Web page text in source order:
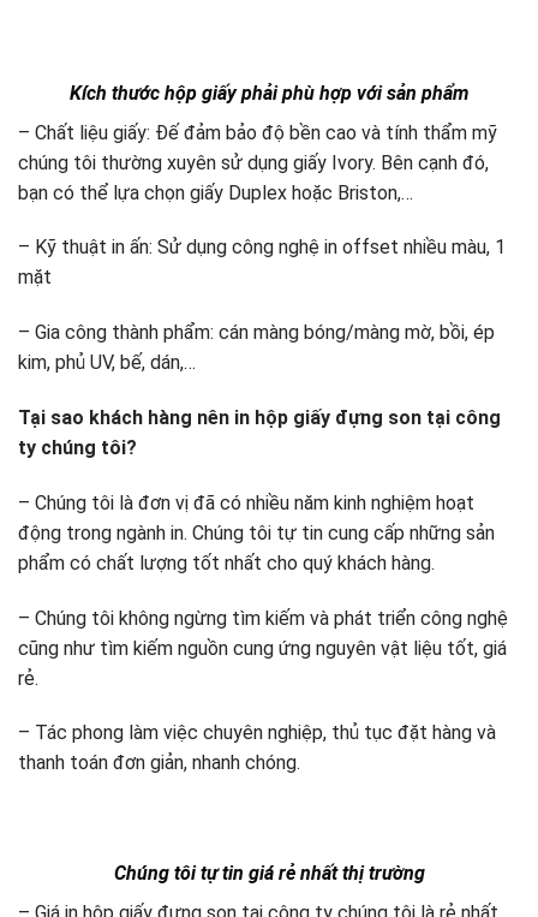
Kích thước hộp giấy phải phù hợp với sản phẩm
– Chất liệu giấy: Đế đảm bảo độ bền cao và tính thẩm mỹ
chúng tôi thường xuyên sử dụng giấy Ivory. Bên cạnh đó,
bạn có thể lựa chọn giấy Duplex hoặc Briston,…
– Kỹ thuật in ấn: Sử dụng công nghệ in offset nhiều màu, 1
mặt
– Gia công thành phẩm: cán màng bóng/màng mờ, bồi, ép
kim, phủ UV, bế, dán,…
Tại sao khách hàng nên in hộp giấy đựng son tại công
ty chúng tôi?
– Chúng tôi là đơn vị đã có nhiều năm kinh nghiệm hoạt
động trong ngành in. Chúng tôi tự tin cung cấp những sản
phẩm có chất lượng tốt nhất cho quý khách hàng.
– Chúng tôi không ngừng tìm kiếm và phát triển công nghệ
cũng như tìm kiếm nguồn cung ứng nguyên vật liệu tốt, giá
rẻ.
– Tác phong làm việc chuyên nghiệp, thủ tục đặt hàng và
thanh toán đơn giản, nhanh chóng.
Chúng tôi tự tin giá rẻ nhất thị trường